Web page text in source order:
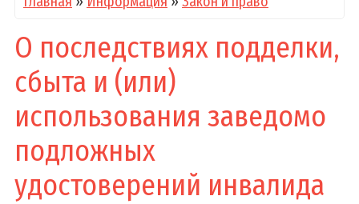
О последствиях подделки,
сбыта и (или)
использования заведомо
подложных
удостоверений инвалида